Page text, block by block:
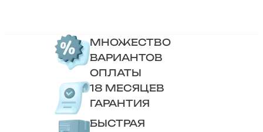
МНОЖЕСТВО
ВАРИАНТОВ
ОПЛАТЫ
18 МЕСЯЦЕВ
ГАРАНТИЯ
БЫСТРАЯ